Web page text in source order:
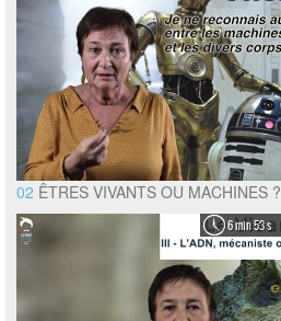
02 ÊTRES VIVANTS OU MACHINES ?
6 min 53 s